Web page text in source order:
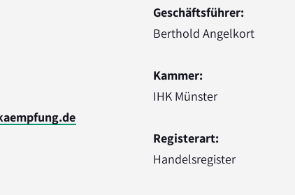
Geschäftsführer:
Berthold Angelkort
Kammer:
IHK Münster
Registerart:
Handelsregister